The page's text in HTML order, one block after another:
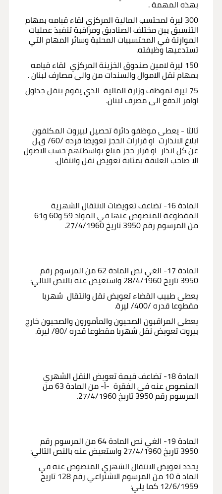
بهذه المهمة .
300 ليرة لمحتسب المالية المركزي لقاء قيامه بمهام
التنسيق بين مختلف الصناديق ومراقبة تنفيذ عمليات
الموازنة في المحتسبيات المحلية وسائر المهام التي
تستدعيها وظيفته.
150 ليرة لامين صندوق الخزينة المركزي لقاء قيامه
بمهام نقل الاموال والسندات من والى مصارف لبنان .
75 ليرة لموظف وزارة المالية الذي يقوم بنقل جداول
اوامر الدفع الى مصرف لبنان.
ثالثا - يعطى موظفو دائرة تحصيل لبيروت المكلفون
ابلاغ الانذارت او قرارات الحجز تعويضا قرده /60/ ق.ل
عن كل انذار او قرار حجز مبلغ بواسطتهم حسب الاصول
الا صاحب العلاقة بمثابة تعويض نقل وانتقال.
المادة 16- تضاعف تعويضات الانتقال الشهرية
المقطوعة المنصوص عنها في المواد 59 و60 و61
من المرسوم رقم 3950 تاريخ 27/4/1960.
المادة 17- الغي نص المادة 62 من المرسوم رقم
3950 تاريخ 28/4/1960 واستعيض عنه بالنص التالي:
يعطى طبيب القضاء تعويض نقل وانتقال شهريا
مقطوعا قدره /400/ ليرة.
يعطى المراقبون الصحيون والمأمورون والصحيون خارج
بيروت تعويض نقل شهريا مقطوعا قدره /80/ ليرة.
المادة 18- تضاعف قيمة تعويض النقل الشهري
المنصوص عنه في الفقرة -أ- من المادة 63 من
المرسوم رقم 3950 تاريخ 27/4/1960.
المادة 19- الغي نص المادة 64 من المرسوم رقم
3950 تاريخ 27/4/1960 واستعيض عنه بالنص التالي:
يحدد تعويض الانتقال الشهري المنصوص عنه في
الماد ة 10 من المرسوم الاشتراعي رقم 128 تاريخ
12/6/1959 كما يلي: